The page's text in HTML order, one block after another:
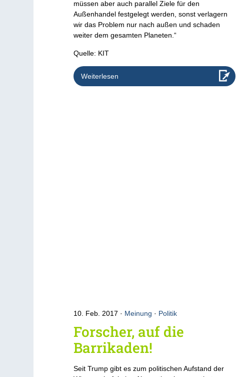
müssen aber auch parallel Ziele für den
Außenhandel festgelegt werden, sonst verlagern
wir das Problem nur nach außen und schaden
weiter dem gesamten Planeten.“
Quelle: KIT
Weiterlesen
10. Feb. 2017 Meinung · Politik
Forscher, auf die
Barrikaden!
Seit Trump gibt es zum politischen Aufstand der